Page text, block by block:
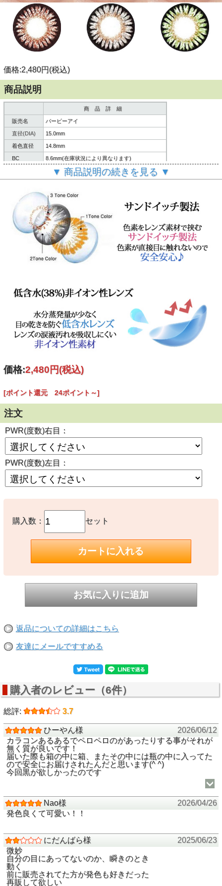
価格:2,480円(税込)
商品説明
商 品 詳 細
販売名 バービーアイ
直径(DIA) 15.0mm
着色直径 14.8mm
BC 8.6mm(在庫状況により異なります)
38%
製造方法 サンドイッチ製法
使用期限
６ヶ月～１年間
(使用頻度・使用方法により異なります。)
製造国
韓国
ご案内 個人輸入扱いとなります。 (必読)
御注意下さい
■使用に際しては、使用説明書をよくお読みください。
■連続してご使用の際は４時間おきに一度コンタクレンズを
▼ 商品説明の続きを見る ▼
価格:2,480円(税込)
[ポイント還元 24ポイント～]
注文
PWR(度数)右目：
PWR(度数)左目：
購入数： セット
返品についての詳細はこちら
友達にメールですすめる
購入者のレビュー（6件）
総評: 3.7
ひーやん様
2026/06/12
カラコンあるあるでペロペロのがあったりする事がそれが
無く質が良いです！
届いた際も箱の中に箱、またその中には瓶の中に入ってた
ので安全にお届けされたんだと思います(^ ^)
今回黒が欲しかったのです
Nao様
2026/04/26
発色良くて可愛い！！
にだんばら様
2025/06/23
微妙
自分の目にあってないのか、瞬きのとき
動く
前に販売されてた方が発色も好きだった
再販して欲しい